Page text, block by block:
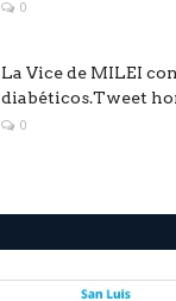
0
La Vice de MILEI
diabéticos.Tweet
0